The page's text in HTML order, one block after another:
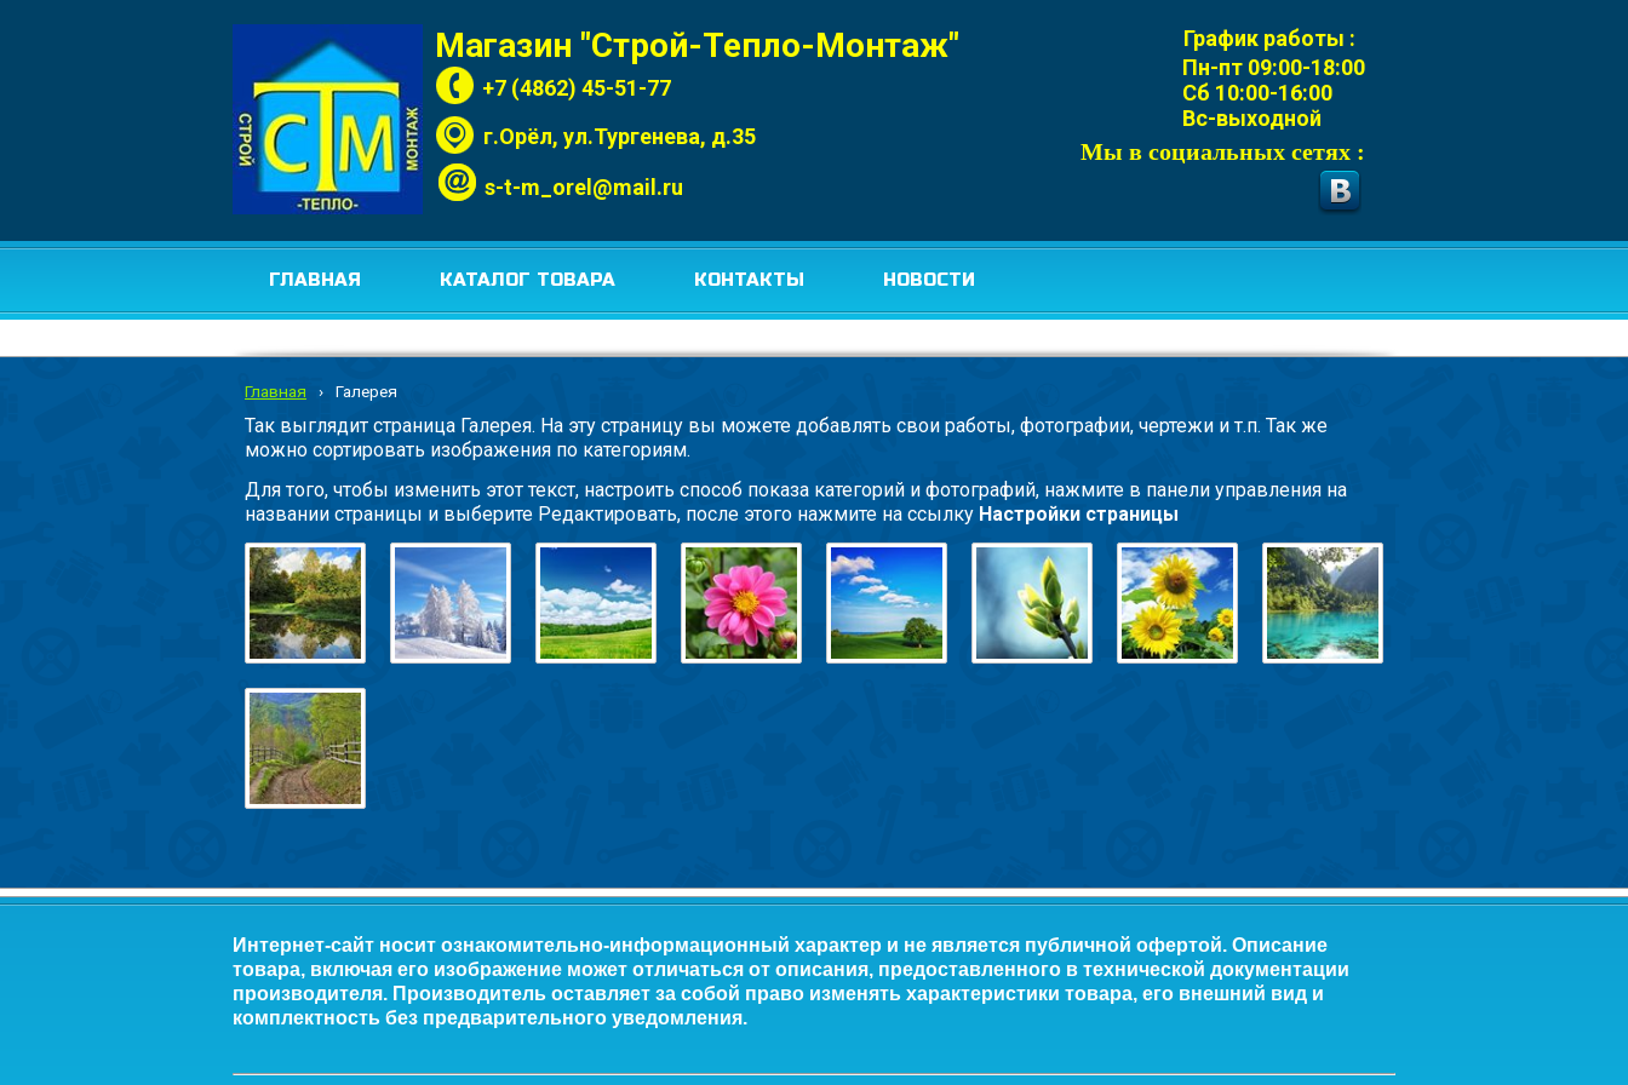
Магазин "Строй-Тепло-Монтаж"
+7 (4862) 45-51-77
г.Орёл, ул.Тургенева, д.35
s-t-m_orel@mail.ru
Мы в социальных сетях :
График работы :
Пн-пт 09:00-18:00
Сб 10:00-16:00
Вс-выходной
ГЛАВНАЯ КАТАЛОГ ТОВАРА КОНТАКТЫ НОВОСТИ
Главная › Галерея
Так выглядит страница Галерея. На эту страницу вы можете добавлять свои работы, фотографии, чертежи и т.п. Так же
можно сортировать изображения по категориям.
Для того, чтобы изменить этот текст, настроить способ показа категорий и фотографий, нажмите в панели управления на
названии страницы и выберите Редактировать, после этого нажмите на ссылку Настройки страницы
Интернет-сайт носит ознакомительно-информационный характер и не является публичной офертой. Описание
товара, включая его изображение может отличаться от описания, предоставленного в технической документации
производителя. Производитель оставляет за собой право изменять характеристики товара, его внешний вид и
комплектность без предварительного уведомления.